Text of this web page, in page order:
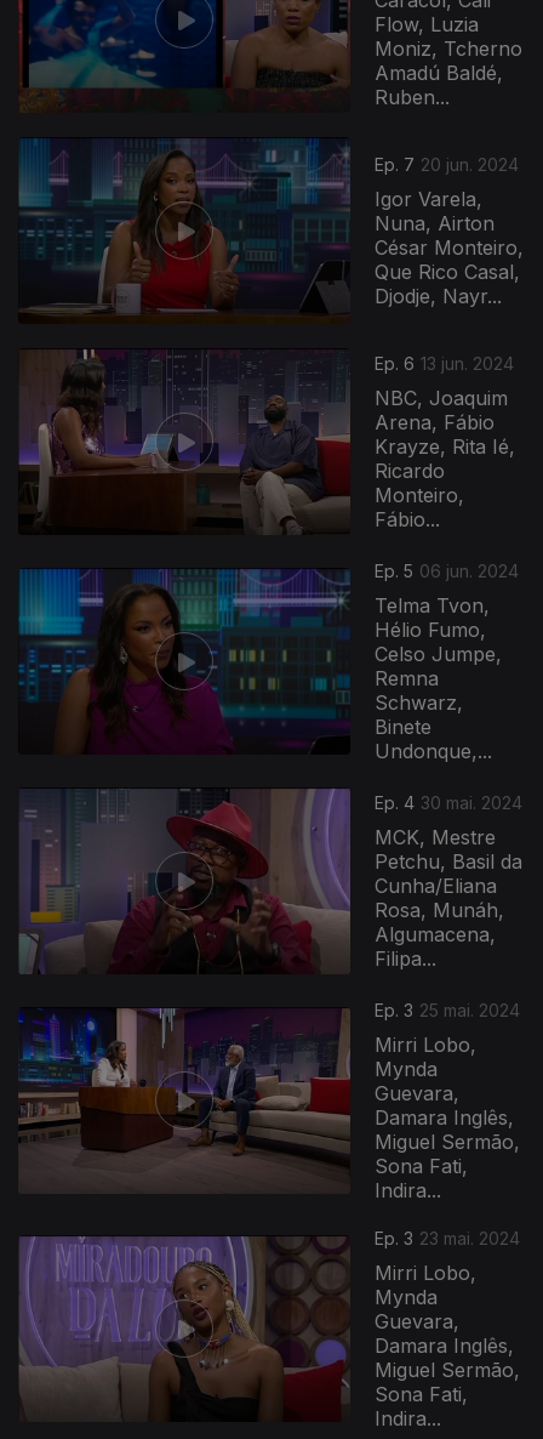
Flow, Luzia
Moniz, Tcherno
Amadú Baldé,
Ruben...
Ep. 7 20 jun. 2024
Igor Varela,
Nuna, Airton
César Monteiro,
Que Rico Casal,
Djodje, Nayr...
Ep. 6 13 jun. 2024
NBC, Joaquim
Arena, Fábio
Krayze, Rita Ié,
Ricardo
Monteiro,
Fábio...
Ep. 5 06 jun. 2024
Telma Tvon,
Hélio Fumo,
Celso Jumpe,
Remna
Schwarz,
Binete
Undonque,...
Ep. 4 30 mai. 2024
MCK, Mestre
Petchu, Basil da
Cunha/Eliana
Rosa, Munáh,
Algumacena,
Filipa...
Ep. 3 25 mai. 2024
Mirri Lobo,
Mynda
Guevara,
Damara Inglês,
Miguel Sermão,
Sona Fati,
Indira...
Ep. 3 23 mai. 2024
Mirri Lobo,
Mynda
Guevara,
Damara Inglês,
Miguel Sermão,
Sona Fati,
Indira...